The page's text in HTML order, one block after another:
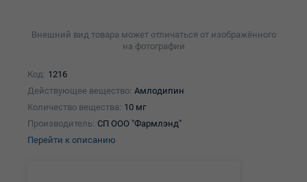
Внешний вид товара может отличаться от изображённого
на фотографии
Код: 1216
Действующее вещество: Амлодипин
Количество вещества: 10 мг
Производитель: СП ООО "Фармлэнд"
Перейти к описанию